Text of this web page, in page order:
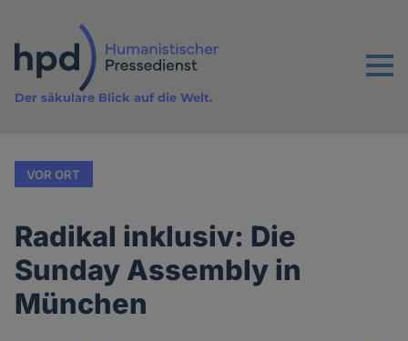
Inhalt
Menu
Der säkulare Blick auf die Welt.
VOR ORT
Radikal inklusiv: Die
Sunday Assembly in
München